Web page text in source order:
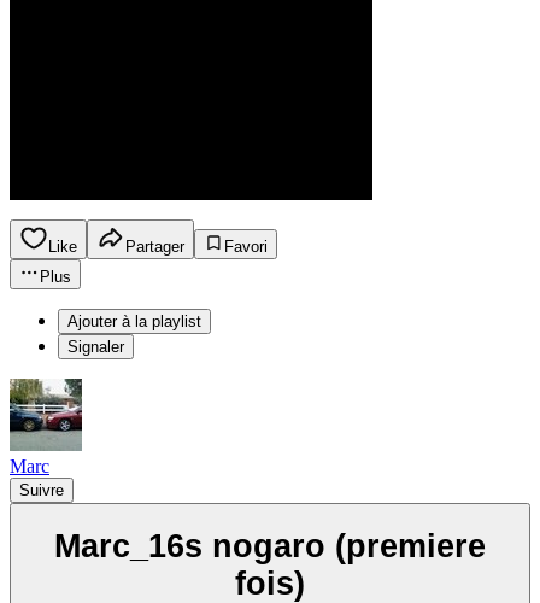
Like Partager
Favori
Plus
Ajouter à la playlist
Signaler
Marc
Suivre
Marc_16s nogaro (premiere
fois)